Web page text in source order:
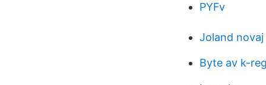
PYFv
Joland novaj
Byte av k-